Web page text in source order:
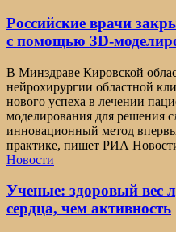
Российские врачи
с помощью 3D-
В Минздраве Кировской
нейрохирургии областной
нового успеха в лечении
моделирования для решения
инновационный метод
практике, пишет РИА
Новости
Ученые: здоровый вес
сердца, чем активность